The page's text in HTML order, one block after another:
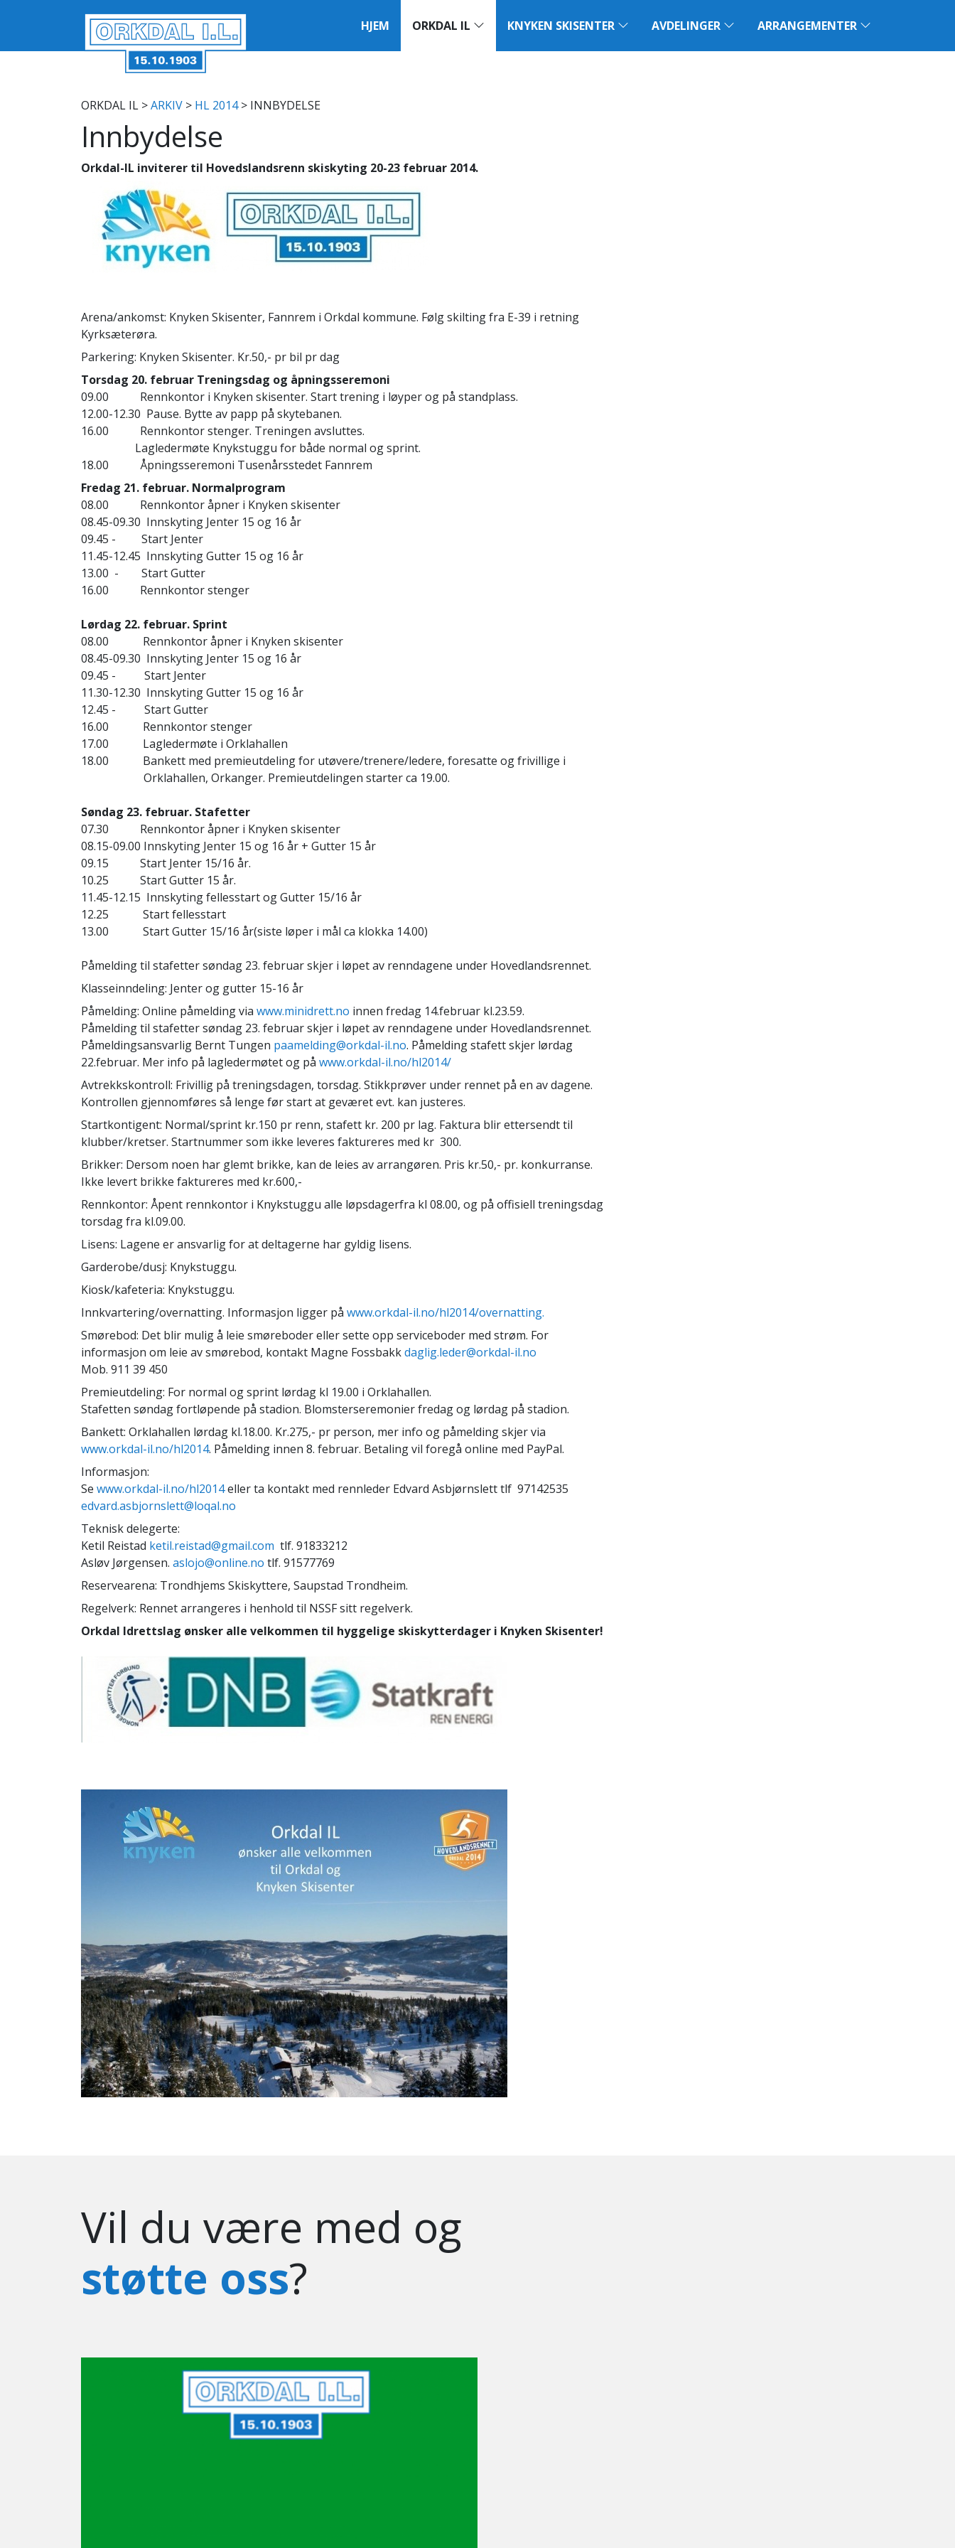
HJEM ORKDAL IL KNYKEN SKISENTER AVDELINGER ARRANGEMENTER
ORKDAL IL >ARKIV > HL 2014> INNBYDELSE
Innbydelse
Orkdal-IL inviterer til Hovedslandsrenn skiskyting 20-23 februar 2014.
Arena/ankomst: Knyken Skisenter, Fannrem i Orkdal kommune. Følg skilting fra E-39 i retning
Kyrksæterøra.
Parkering: Knyken Skisenter. Kr.50,- pr bil pr dag
Torsdag 20. februar Treningsdag og åpningsseremoni
09.00 Rennkontor i Knyken skisenter. Start trening i løyper og på standplass.
12.00-12.30 Pause. Bytte av papp på skytebanen.
16.00 Rennkontor stenger. Treningen avsluttes.
Lagledermøte Knykstuggu for både normal og sprint.
18.00 Åpningsseremoni Tusenårsstedet Fannrem
Fredag 21. februar. Normalprogram
08.00 Rennkontor åpner i Knyken skisenter
08.45-09.30 Innskyting Jenter 15 og 16 år
09.45 - Start Jenter
11.45-12.45 Innskyting Gutter 15 og 16 år
13.00 - Start Gutter
16.00 Rennkontor stenger
Lørdag 22. februar. Sprint
08.00 Rennkontor åpner i Knyken skisenter
08.45-09.30 Innskyting Jenter 15 og 16 år
09.45 - Start Jenter
11.30-12.30 Innskyting Gutter 15 og 16 år
12.45 - Start Gutter
16.00 Rennkontor stenger
17.00 Lagledermøte i Orklahallen
18.00 Bankett med premieutdeling for utøvere/trenere/ledere, foresatte og frivillige i
Orklahallen, Orkanger. Premieutdelingen starter ca 19.00.
Søndag 23. februar. Stafetter
07.30 Rennkontor åpner i Knyken skisenter
08.15-09.00 Innskyting Jenter 15 og 16 år + Gutter 15 år
09.15 Start Jenter 15/16 år.
10.25 Start Gutter 15 år.
11.45-12.15 Innskyting fellesstart og Gutter 15/16 år
12.25 Start fellesstart
13.00 Start Gutter 15/16 år(siste løper i mål ca klokka 14.00)
Påmelding til stafetter søndag 23. februar skjer i løpet av renndagene under Hovedlandsrennet.
Klasseinndeling: Jenter og gutter 15-16 år
Påmelding: Online påmelding via www.minidrett.no innen fredag 14.februar kl.23.59.
Påmelding til stafetter søndag 23. februar skjer i løpet av renndagene under Hovedlandsrennet.
Påmeldingsansvarlig Bernt Tungen paamelding@orkdal-il.no. Påmelding stafett skjer lørdag
22.februar. Mer info på lagledermøtet og på www.orkdal-il.no/hl2014/
Avtrekkskontroll: Frivillig på treningsdagen, torsdag. Stikkprøver under rennet på en av dagene.
Kontrollen gjennomføres så lenge før start at geværet evt. kan justeres.
Startkontigent: Normal/sprint kr.150 pr renn, stafett kr. 200 pr lag. Faktura blir ettersendt til
klubber/kretser. Startnummer som ikke leveres faktureres med kr 300.
Brikker: Dersom noen har glemt brikke, kan de leies av arrangøren. Pris kr.50,- pr. konkurranse.
Ikke levert brikke faktureres med kr.600,-
Rennkontor: Åpent rennkontor i Knykstuggu alle løpsdagerfra kl 08.00, og på offisiell treningsdag
torsdag fra kl.09.00.
Lisens: Lagene er ansvarlig for at deltagerne har gyldig lisens.
Garderobe/dusj: Knykstuggu.
Kiosk/kafeteria: Knykstuggu.
Innkvartering/overnatting. Informasjon ligger på www.orkdal-il.no/hl2014/overnatting.
Smørebod: Det blir mulig å leie smøreboder eller sette opp serviceboder med strøm. For
informasjon om leie av smørebod, kontakt Magne Fossbakkdaglig.leder@orkdal-il.no
Mob. 911 39 450
Premieutdeling: For normal og sprint lørdag kl 19.00 i Orklahallen.
Stafetten søndag fortløpende på stadion. Blomsterseremonier fredag og lørdag på stadion.
Bankett: Orklahallen lørdag kl.18.00. Kr.275,- pr person, mer info og påmelding skjer via
www.orkdal-il.no/hl2014. Påmelding innen 8. februar. Betaling vil foregå online med PayPal.
Informasjon:
Se www.orkdal-il.no/hl2014eller ta kontakt med rennleder Edvard Asbjørnslett tlf 97142535
edvard.asbjornslett@loqal.no
Teknisk delegerte:
Ketil Reistad ketil.reistad@gmail.com tlf. 91833212
Asløv Jørgensen. aslojo@online.no tlf. 91577769
Reservearena: Trondhjems Skiskyttere, Saupstad Trondheim.
Regelverk: Rennet arrangeres i henhold til NSSF sitt regelverk.
Orkdal Idrettslag ønsker alle velkommen til hyggelige skiskytterdager i Knyken Skisenter!
Vil du være med og
støtte oss?